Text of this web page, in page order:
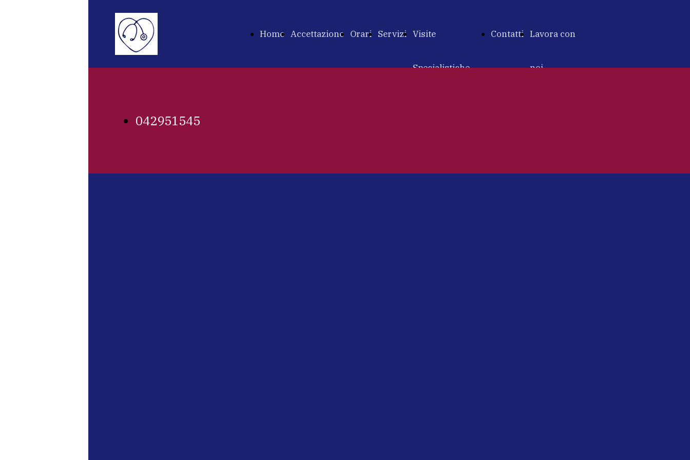
Home Accettazione Orari Servizi Visite
Specialistiche
Contatti Lavora con
noi
042951545